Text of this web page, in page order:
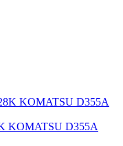
KOMATSU D355A